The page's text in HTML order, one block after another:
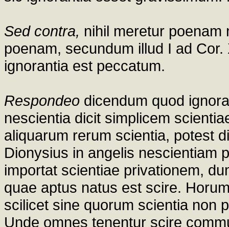
Sed contra, nihil meretur
poenam, secundum illud I ad
ignorantia est peccatum.
Respondeo dicendum quod
nescientia dicit simplicem
aliquarum rerum scientia, potest
Dionysius in angelis nescientiam
importat scientiae privationem,
quae aptus natus est scire.
scilicet sine quorum scientia non
Unde omnes tenentur scire